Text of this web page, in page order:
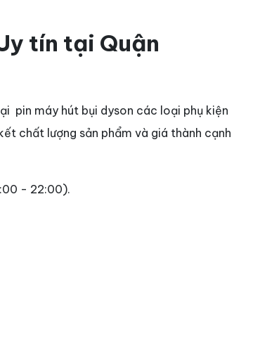
tín tại Quận
pin máy hút bụi dyson các loại phụ kiện
chất lượng sản phẩm và giá thành cạnh
- 22:00).